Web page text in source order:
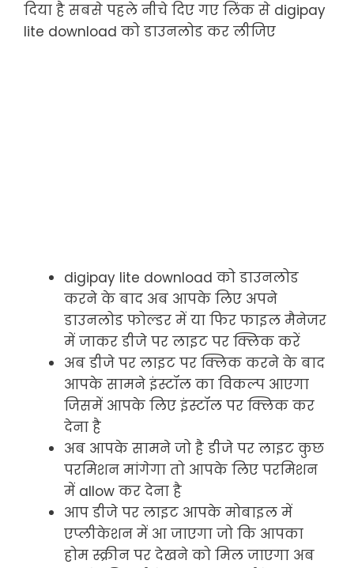
दिया है सबसे पहले नीचे दिए गए लिंक से digipay
lite download को डाउनलोड कर लीजिए
digipay lite download को डाउनलोड
करने के बाद अब आपके लिए अपने
डाउनलोड फोल्डर में या फिर फाइल मैनेजर
में जाकर डीजे पर लाइट पर क्लिक करें
अब डीजे पर लाइट पर क्लिक करने के बाद
आपके सामने इंस्टॉल का विकल्प आएगा
जिसमें आपके लिए इंस्टॉल पर क्लिक कर
देना है
अब आपके सामने जो है डीजे पर लाइट कुछ
परमिशन मांगेगा तो आपके लिए परमिशन
में allow कर देना है
आप डीजे पर लाइट आपके मोबाइल में
एप्लीकेशन में आ जाएगा जो कि आपका
होम स्क्रीन पर देखने को मिल जाएगा अब